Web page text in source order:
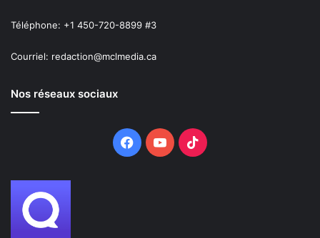
Téléphone: +1 450-720-8899 #3
Courriel: redaction@mclmedia.ca
Nos réseaux sociaux
Facebook
YouTubeTikTok